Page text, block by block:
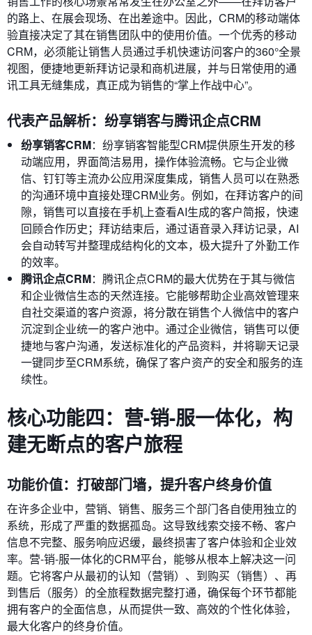
的路上、在展会现场、在出差途中。因此，CRM的移动端体
验直接决定了其在销售团队中的使用价值。一个优秀的移动
CRM，必须能让销售人员通过手机快速访问客户的360°全景
视图，便捷地更新拜访记录和商机进展，并与日常使用的通
讯工具无缝集成，真正成为销售的“掌上作战中心”。
代表产品解析：纷享销客与腾讯企点CRM
纷享销客CRM：纷享销客智能型CRM提供原生开发的移
动端应用，界面简洁易用，操作体验流畅。它与企业微
信、钉钉等主流办公应用深度集成，销售人员可以在熟悉
的沟通环境中直接处理CRM业务。例如，在拜访客户的间
隙，销售可以直接在手机上查看AI生成的客户简报，快速
回顾合作历史；拜访结束后，通过语音录入拜访记录，AI
会自动转写并整理成结构化的文本，极大提升了外勤工作
的效率。
腾讯企点CRM：腾讯企点CRM的最大优势在于其与微信
和企业微信生态的天然连接。它能够帮助企业高效管理来
自社交渠道的客户资源，将分散在销售个人微信中的客户
沉淀到企业统一的客户池中。通过企业微信，销售可以便
捷地与客户沟通，发送标准化的产品资料，并将聊天记录
一键同步至CRM系统，确保了客户资产的安全和服务的连
续性。
核心功能四：营-销-服一体化，构
建无断点的客户旅程
功能价值：打破部门墙，提升客户终身价值
在许多企业中，营销、销售、服务三个部门各自使用独立的
系统，形成了严重的数据孤岛。这导致线索交接不畅、客户
信息不完整、服务响应迟缓，最终损害了客户体验和企业效
率。营-销-服一体化的CRM平台，能够从根本上解决这一问
题。它将客户从最初的认知（营销）、到购买（销售）、再
到售后（服务）的全旅程数据完整打通，确保每个环节都能
拥有客户的全面信息，从而提供一致、高效的个性化体验，
最大化客户的终身价值。